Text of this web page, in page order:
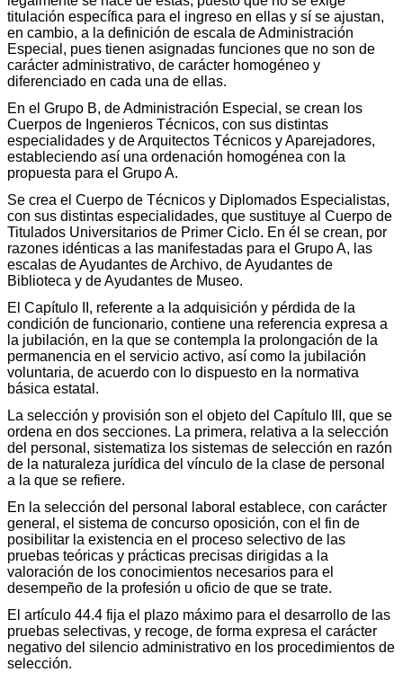
titulación específica para el ingreso en ellas y sí se ajustan,
en cambio, a la definición de escala de Administración
Especial, pues tienen asignadas funciones que no son de
carácter administrativo, de carácter homogéneo y
diferenciado en cada una de ellas.
En el Grupo B, de Administración Especial, se crean los
Cuerpos de Ingenieros Técnicos, con sus distintas
especialidades y de Arquitectos Técnicos y Aparejadores,
estableciendo así una ordenación homogénea con la
propuesta para el Grupo A.
Se crea el Cuerpo de Técnicos y Diplomados Especialistas,
con sus distintas especialidades, que sustituye al Cuerpo de
Titulados Universitarios de Primer Ciclo. En él se crean, por
razones idénticas a las manifestadas para el Grupo A, las
escalas de Ayudantes de Archivo, de Ayudantes de
Biblioteca y de Ayudantes de Museo.
El Capítulo II, referente a la adquisición y pérdida de la
condición de funcionario, contiene una referencia expresa a
la jubilación, en la que se contempla la prolongación de la
permanencia en el servicio activo, así como la jubilación
voluntaria, de acuerdo con lo dispuesto en la normativa
básica estatal.
La selección y provisión son el objeto del Capítulo III, que se
ordena en dos secciones. La primera, relativa a la selección
del personal, sistematiza los sistemas de selección en razón
de la naturaleza jurídica del vínculo de la clase de personal
a la que se refiere.
En la selección del personal laboral establece, con carácter
general, el sistema de concurso oposición, con el fin de
posibilitar la existencia en el proceso selectivo de las
pruebas teóricas y prácticas precisas dirigidas a la
valoración de los conocimientos necesarios para el
desempeño de la profesión u oficio de que se trate.
El artículo 44.4 fija el plazo máximo para el desarrollo de las
pruebas selectivas, y recoge, de forma expresa el carácter
negativo del silencio administrativo en los procedimientos de
selección.